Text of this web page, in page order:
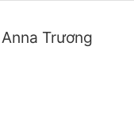
Trương